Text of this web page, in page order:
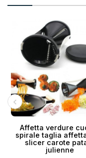
Affetta verdure
spirale taglia
slicer carote
julienne